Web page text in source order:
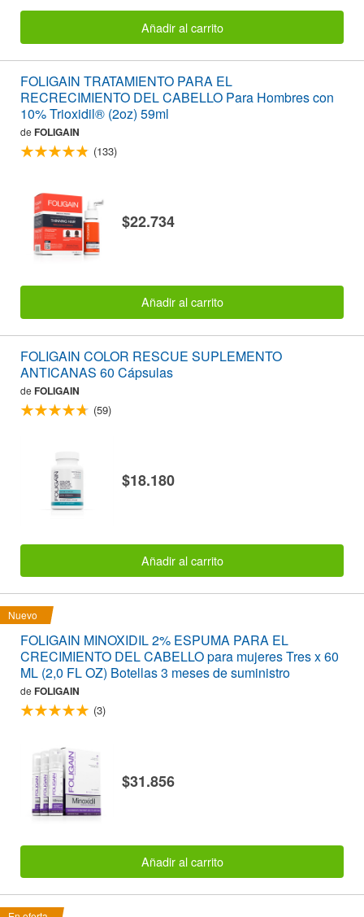
Añadir al carrito
FOLIGAIN TRATAMIENTO PARA EL
RECRECIMIENTO DEL CABELLO Para Hombres con
10% Trioxidil® (2oz) 59ml
de FOLIGAIN
(133)
$22.734
Añadir al carrito
FOLIGAIN COLOR RESCUE SUPLEMENTO
ANTICANAS 60 Cápsulas
de FOLIGAIN
(59)
$18.180
Añadir al carrito
Nuevo
FOLIGAIN MINOXIDIL 2% ESPUMA PARA EL
CRECIMIENTO DEL CABELLO para mujeres Tres x 60
ML (2,0 FL OZ) Botellas 3 meses de suministro
de FOLIGAIN
(3)
$31.856
Añadir al carrito